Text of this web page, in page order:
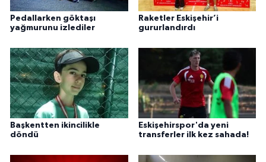
Pedallarken göktaşı
yağmurunu izlediler
Raketler Eskişehir’i
gururlandırdı
Başkentten ikincilikle
döndü
Eskişehirspor'da yeni
transferler ilk kez sahada!